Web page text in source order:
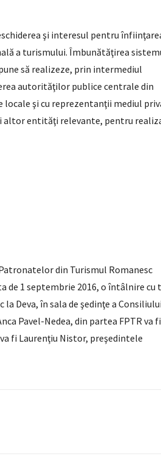
şi interesul pentru
a turismului. Îmbunătăţirea
să realizeze, prin intermediul
autorităţilor publice centrale din
şi cu reprezentanţii mediul
altor entităţi relevante, pentru
din Turismul Romanesc
de 1 septembrie 2016, o întâlnire cu
Deva, în sala de şedinţe a Consiliului
Pavel-Nedea, din partea FPTR va fi
fi Laurenţiu Nistor, preşedintele